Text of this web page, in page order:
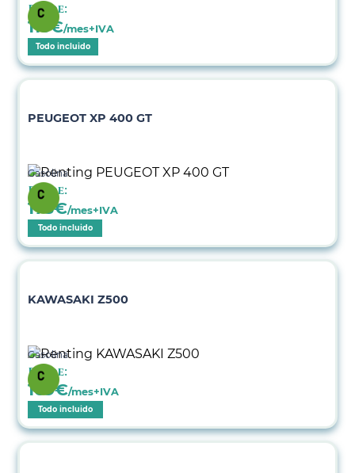
Desde:
115€/mes+IVA
Todo incluido
PEUGEOT XP 400 GT
Gasolina
Desde:
173€/mes+IVA
Todo incluido
KAWASAKI Z500
Gasolina
Desde:
169€/mes+IVA
Todo incluido